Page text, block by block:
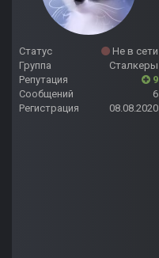
Статус
Не в сети
Группа
Сталкеры
Репутация
9
Сообщений
6
Регистрация
08.08.2020